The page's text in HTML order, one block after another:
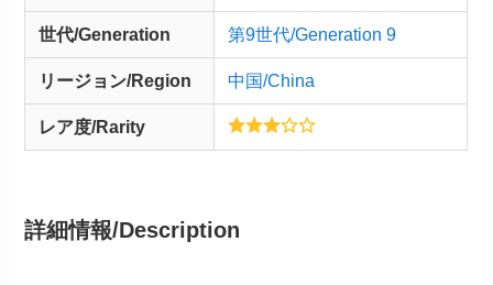
世代/Generation 第9世代/Generation 9
リージョン/Region 中国/China
レア度/Rarity
詳細情報/Description